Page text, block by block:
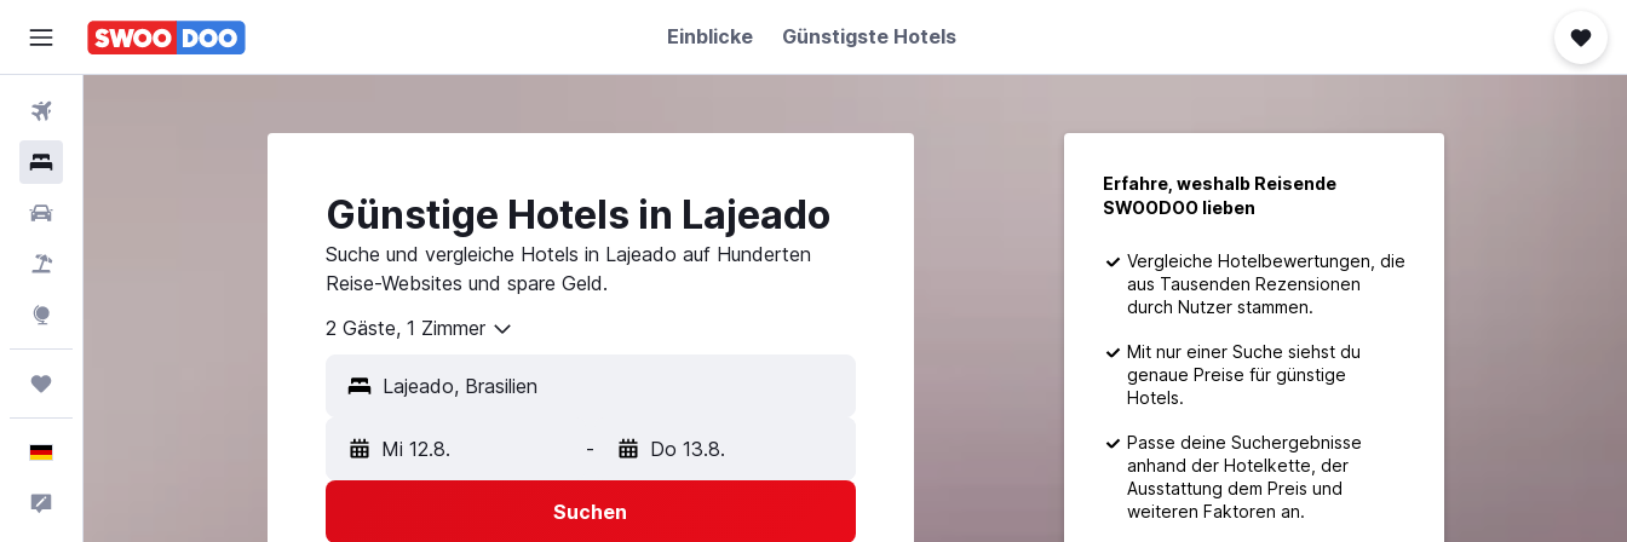
Einblicke Günstigste Hotels
Günstige Hotels in Lajeado
Suche und vergleiche Hotels in Lajeado auf Hunderten
Reise-Websites und spare Geld.
2 Gäste, 1 Zimmer
Mi 12.8. - Do 13.8.
Suchen
Erfahre, weshalb Reisende
SWOODOO lieben
Vergleiche Hotelbewertungen, die
aus Tausenden Rezensionen
durch Nutzer stammen.
Mit nur einer Suche siehst du
genaue Preise für günstige
Hotels.
Passe deine Suchergebnisse
anhand der Hotelkette, der
Ausstattung dem Preis und
weiteren Faktoren an.